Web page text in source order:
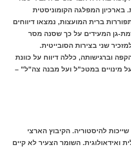
בארכיון המפלגה הקומוניסטית
ברית המועצות, נמצאו דיווחים
גן המעידים על כך שסנה מסר
שני בצירות הסובייטית.
וברגישותה, כללה דיווח על כוונת
מינויים במטכ"ל ועל מבנה צה"ל" –
להיסטוריה. הקיבוץ הארצי
ואידאולוגית. השומר הצעיר לא קיים